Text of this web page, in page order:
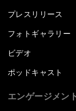
プレスリリース
フォトギャラリー
ビデオ
ポッドキャスト
エンゲージメン